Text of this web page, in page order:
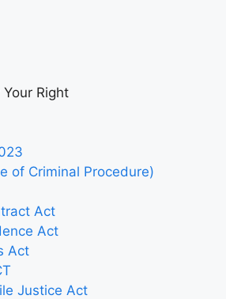
Your Right
of Criminal Procedure)
Act
Act
Act
Justice Act